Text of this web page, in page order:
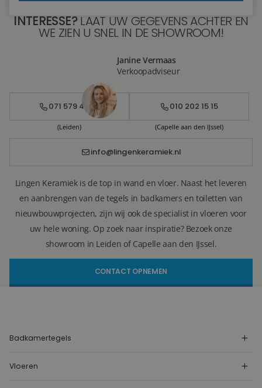
INTERESSE?LAAT UW GEGEVENS ACHTER EN
WE ZIEN U SNEL IN DE SHOWROOM!
Janine Vermaas
Verkoopadviseur
071 579 43 55
(Leiden)
010 202 15 15
(Capelle aan den IJssel)
info@lingenkeramiek.nl
Lingen Keramiek is de top in wand en vloer. Naast het leveren
en aanbrengen van de tegels in badkamers en toiletten van
nieuwbouwprojecten, zijn wij ook de specialist in vloeren voor
uw hele woning. Op zoek naar inspiratie? Bezoek onze
showroom in Leiden of Capelle aan den IJssel.
CONTACT OPNEMEN
Badkamertegels
Vloeren